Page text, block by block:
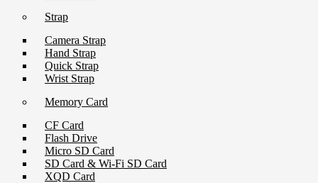
Strap
Camera Strap
Hand Strap
Quick Strap
Wrist Strap
Memory Card
CF Card
Flash Drive
Micro SD Card
SD Card & Wi-Fi SD Card
XQD Card